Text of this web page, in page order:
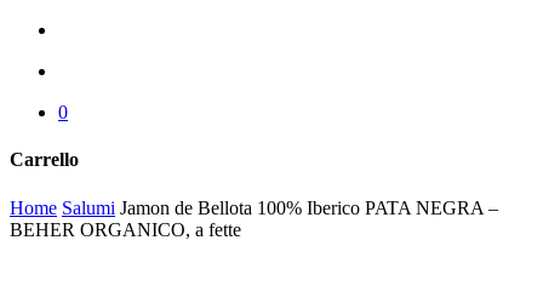
0
Carrello
Chiudi
carrello
Home Salumi Jamon de Bellota 100% Iberico PATA NEGRA –
BEHER ORGANICO, a fette